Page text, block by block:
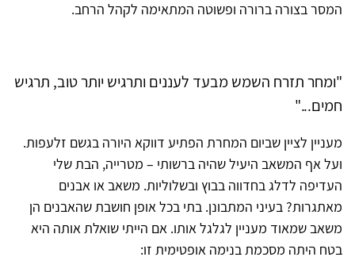
המסר בצורה ברורה ופשוטה המתאימה לקהל הרחב.
"ומחר תזרח השמש מבעד לעננים ותרגיש יותר טוב, תרגיש
חמים..."
מעניין לציין שביום המחרת הפתיע דווקא היורה בגשם זלעפות.
ועל אף המשאב היעיל שהיה ברשותי – מטרייה, הבת שלי
העדיפה לדלג בחדווה בבוץ ובשלוליות. משאב או אבנים
מאתגרות? בעיני המתבונן. בתי בכל אופן חושבת שהאבנים הן
משאב שמאוד מעניין לגלגל אותו. אם הייתי שואלת אותה היא
בטח היתה מסכמת בנימה אופטימית זו: